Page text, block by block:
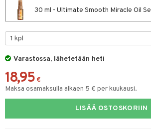
30 ml - Ultimate Smooth Miracle Oil Serum
Varastossa, lähetetään heti
18,95 €
Maksa osamaksulla alkaen 5 € per kuukausi.
LISÄÄ OSTOSKORIIN
& Geeli